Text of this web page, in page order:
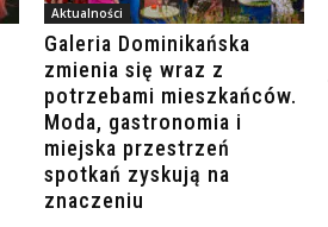
Aktualności
Galeria Dominikańska
zmienia się wraz z
potrzebami mieszkańców.
Moda, gastronomia i
miejska przestrzeń
spotkań zyskują na
znaczeniu